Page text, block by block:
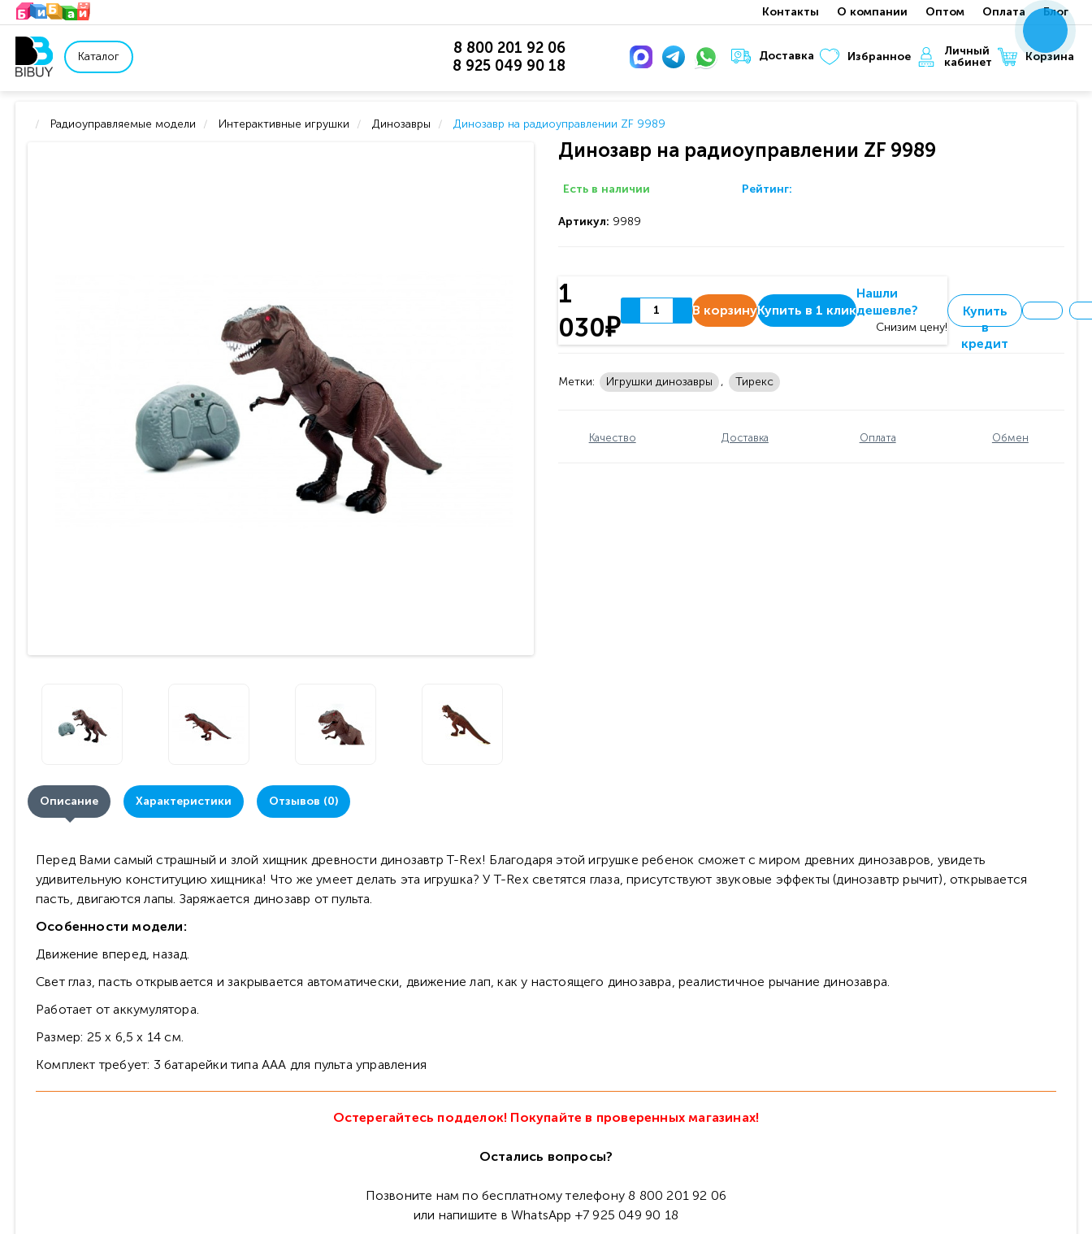
Контакты О компании Оптом Оплата Блог
Каталог
8 800 201 92 06
8 925 049 90 18
Доставка Избранное
Личный
кабинет
Корзина
Радиоуправляемые модели Интерактивные игрушки Динозавры Динозавр на радиоуправлении ZF 9989
Динозавр на радиоуправлении ZF 9989
Есть в наличии Рейтинг:
Артикул: 9989
1
030₽
В корзинуКупить в 1 клик
Нашли
дешевле?
Снизим цену!
Купить
в
кредит
Метки: Игрушки динозавры , Тирекс
Качество Доставка Оплата Обмен
Описание Характеристики Отзывов (0)
Перед Вами самый страшный и злой хищник древности динозавтр T-Rex! Благодаря этой игрушке ребенок сможет с миром древних динозавров, увидеть
удивительную конституцию хищника! Что же умеет делать эта игрушка? У T-Rex светятся глаза, присутствуют звуковые эффекты (динозавтр рычит), открывается
пасть, двигаются лапы. Заряжается динозавр от пульта.
Особенности модели:
Движение вперед, назад.
Свет глаз, пасть открывается и закрывается автоматически, движение лап, как у настоящего динозавра, реалистичное рычание динозавра.
Работает от аккумулятора.
Размер: 25 х 6,5 х 14 см.
Комплект требует: 3 батарейки типа ААА для пульта управления
Остерегайтесь подделок! Покупайте в проверенных магазинах!
Остались вопросы?
Позвоните нам по бесплатному телефону 8 800 201 92 06
или напишите в WhatsApp +7 925 049 90 18
xxx